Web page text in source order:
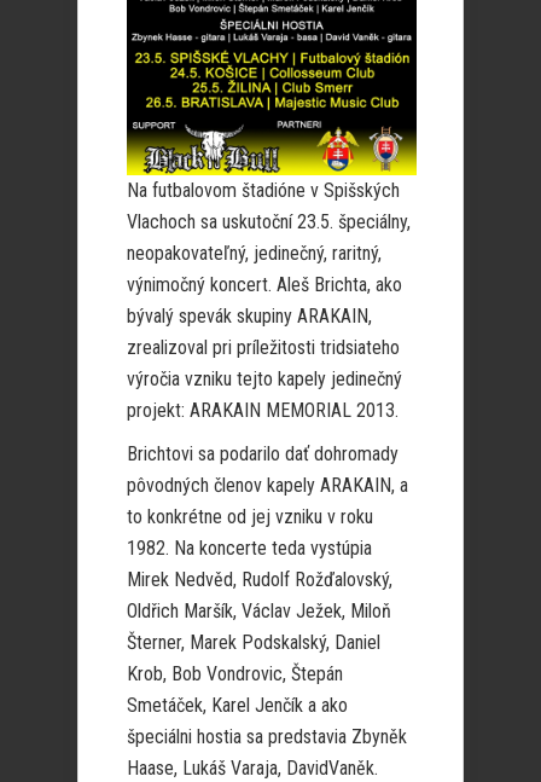
Na futbalovom štadióne v Spišských
Vlachoch sa uskutoční 23.5. špeciálny,
neopakovateľný, jedinečný, raritný,
výnimočný koncert. Aleš Brichta, ako
bývalý spevák skupiny ARAKAIN,
zrealizoval pri príležitosti tridsiateho
výročia vzniku tejto kapely jedinečný
projekt: ARAKAIN MEMORIAL 2013.
Brichtovi sa podarilo dať dohromady
pôvodných členov kapely ARAKAIN, a
to konkrétne od jej vzniku v roku
1982. Na koncerte teda vystúpia
Mirek Nedvěd, Rudolf Rožďalovský,
Oldřich Maršík, Václav Ježek, Miloň
Šterner, Marek Podskalský, Daniel
Krob, Bob Vondrovic, Štepán
Smetáček, Karel Jenčík a ako
špeciálni hostia sa predstavia Zbyněk
Haase, Lukáš Varaja, DavidVaněk.